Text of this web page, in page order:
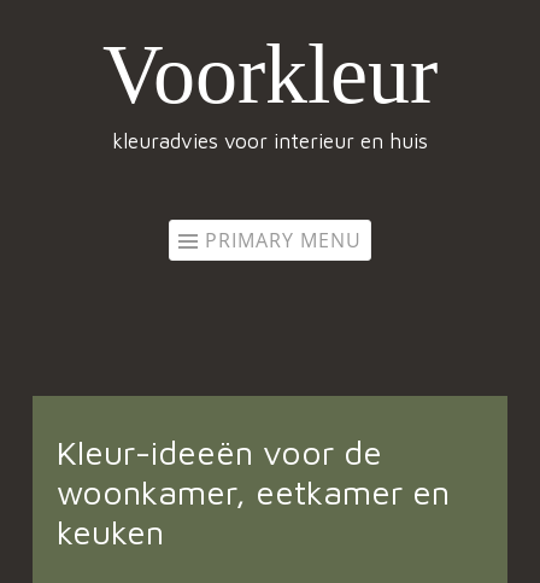
Voorkleur
kleuradvies voor interieur en huis
PRIMARY MENU
Kleur-ideeën voor de
woonkamer, eetkamer en
keuken